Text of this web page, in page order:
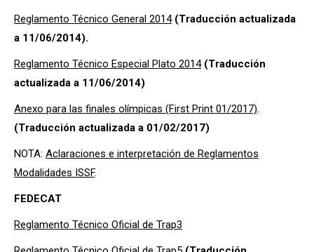
Reglamento Técnico General 2014 (Traducción actualizada
a 11/06/2014).
Reglamento Técnico Especial Plato 2014 (Traducción
actualizada a 11/06/2014)
Anexo para las finales olímpicas (First Print 01/2017).
(Traducción actualizada a 01/02/2017)
NOTA: Aclaraciones e interpretación de Reglamentos
Modalidades ISSF.
FEDECAT
Reglamento Técnico Oficial de Trap3